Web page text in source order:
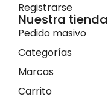
Registrarse
Nuestra tienda
Pedido masivo
Categorías
Marcas
Carrito